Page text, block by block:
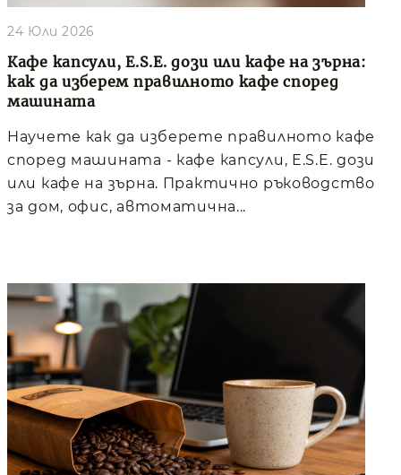
Кафе капсули, E.S.E. дози или кафе на зърна:
как да изберем правилното кафе според
машината
24 Юли 2026
Научете как да изберете правилното кафе
според машината - кафе капсули, E.S.E. дози
или кафе на зърна. Практично ръководство
за дом, офис, автоматична...